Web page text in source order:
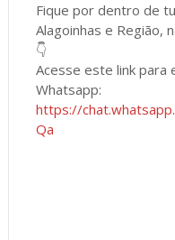
Fique por dentro de
Alagoinhas e Região,
👇
Acesse este link para
Whatsapp:
https://
Qa